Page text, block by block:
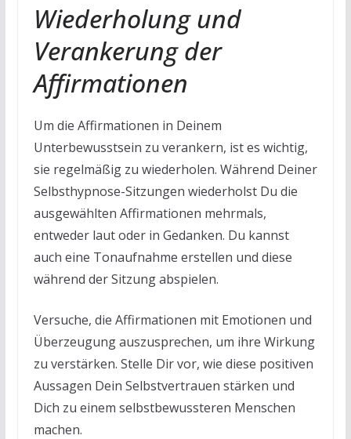
Wiederholung und
Verankerung der
Affirmationen
Um die Affirmationen in Deinem
Unterbewusstsein zu verankern, ist es wichtig,
sie regelmäßig zu wiederholen. Während Deiner
Selbsthypnose-Sitzungen wiederholst Du die
ausgewählten Affirmationen mehrmals,
entweder laut oder in Gedanken. Du kannst
auch eine Tonaufnahme erstellen und diese
während der Sitzung abspielen.
Versuche, die Affirmationen mit Emotionen und
Überzeugung auszusprechen, um ihre Wirkung
zu verstärken. Stelle Dir vor, wie diese positiven
Aussagen Dein Selbstvertrauen stärken und
Dich zu einem selbstbewussteren Menschen
machen.